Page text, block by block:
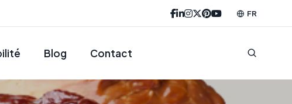
FR
Blog Contact